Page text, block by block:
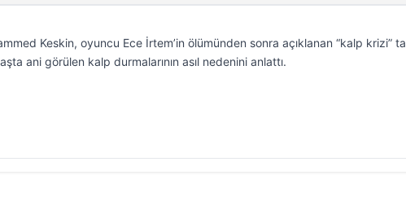
Keskin, oyuncu Ece İrtem’in ölümünden sonra açıklanan “kalp krizi”
ani görülen kalp durmalarının asıl nedenini anlattı.